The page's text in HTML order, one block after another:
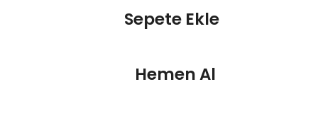
Sepete Ekle
Hemen Al